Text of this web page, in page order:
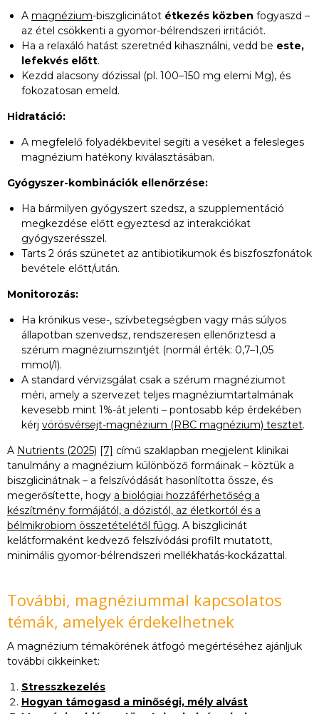
A magnézium-biszglicinátot étkezés közben fogyaszd –
az étel csökkenti a gyomor-bélrendszeri irritációt.
Ha a relaxáló hatást szeretnéd kihasználni, vedd be este,
lefekvés előtt.
Kezdd alacsony dózissal (pl. 100–150 mg elemi Mg), és
fokozatosan emeld.
Hidratáció:
A megfelelő folyadékbevitel segíti a veséket a felesleges
magnézium hatékony kiválasztásában.
Gyógyszer-kombinációk ellenőrzése:
Ha bármilyen gyógyszert szedsz, a szupplementáció
megkezdése előtt egyeztesd az interakciókat
gyógyszerésszel.
Tarts 2 órás szünetet az antibiotikumok és biszfoszfonátok
bevétele előtt/után.
Monitorozás:
Ha krónikus vese-, szívbetegségben vagy más súlyos
állapotban szenvedsz, rendszeresen ellenőriztesd a
szérum magnéziumszintjét (normál érték: 0,7–1,05
mmol/l).
A standard vérvizsgálat csak a szérum magnéziumot
méri, amely a szervezet teljes magnéziumtartalmának
kevesebb mint 1%-át jelenti – pontosabb kép érdekében
kérj vörösvérsejt-magnézium (RBC magnézium) tesztet.
A Nutrients (2025) [7] című szaklapban megjelent klinikai
tanulmány a magnézium különböző formáinak – köztük a
biszglicinátnak – a felszívódását hasonlította össze, és
megerősítette, hogy a biológiai hozzáférhetőség a
készítmény formájától, a dózistól, az életkortól és a
bélmikrobiom összetételétől függ. A biszglicinát
kelátformaként kedvező felszívódási profilt mutatott,
minimális gyomor-bélrendszeri mellékhatás-kockázattal.
További, magnéziummal kapcsolatos
témák, amelyek érdekelhetnek
A magnézium témakörének átfogó megértéséhez ajánljuk
további cikkeinket:
Stresszkezelés
Hogyan támogasd a minőségi, mély alvást